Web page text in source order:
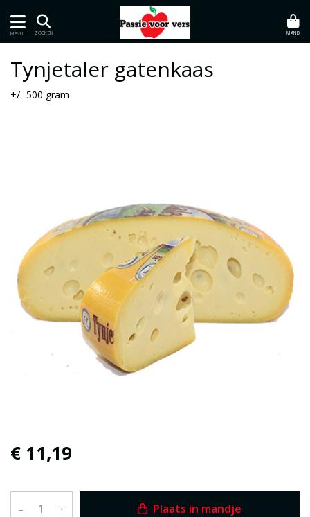
MENU ZOEKEN MAND
Tynjetaler gatenkaas
+/- 500 gram
€ 11,19
– + Plaats in mandje